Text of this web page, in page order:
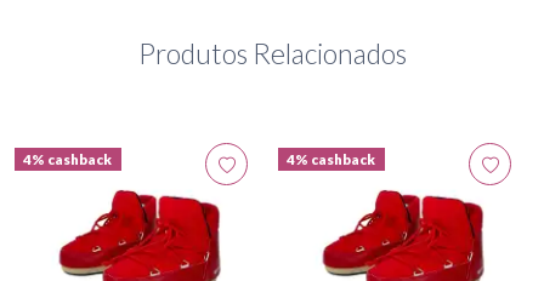
Produtos Relacionados
4% cashback 4% cashback